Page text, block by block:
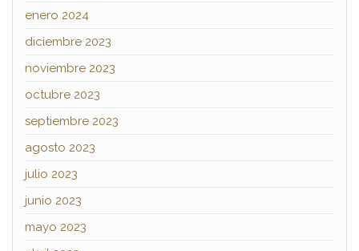
enero 2024
diciembre 2023
noviembre 2023
octubre 2023
septiembre 2023
agosto 2023
julio 2023
junio 2023
mayo 2023